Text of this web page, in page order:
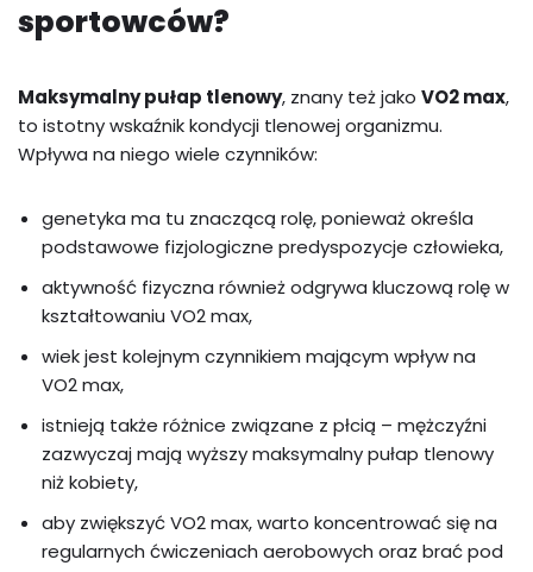
sportowców?
Maksymalny pułap tlenowy, znany też jako VO2 max,
to istotny wskaźnik kondycji tlenowej organizmu.
Wpływa na niego wiele czynników:
genetyka ma tu znaczącą rolę, ponieważ określa
podstawowe fizjologiczne predyspozycje człowieka,
aktywność fizyczna również odgrywa kluczową rolę w
kształtowaniu VO2 max,
wiek jest kolejnym czynnikiem mającym wpływ na
VO2 max,
istnieją także różnice związane z płcią – mężczyźni
zazwyczaj mają wyższy maksymalny pułap tlenowy
niż kobiety,
aby zwiększyć VO2 max, warto koncentrować się na
regularnych ćwiczeniach aerobowych oraz brać pod